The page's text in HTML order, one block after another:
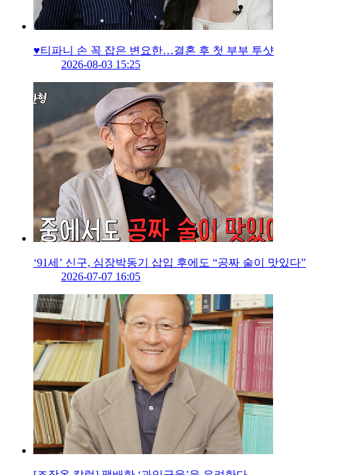
♥티파니 손 꼭 잡은 변요한…결혼 후 첫 부부 투샷
2026-08-03 15:25
‘91세’ 신구, 심장박동기 삽입 후에도 “공짜 술이 맛있다”
2026-07-07 16:05